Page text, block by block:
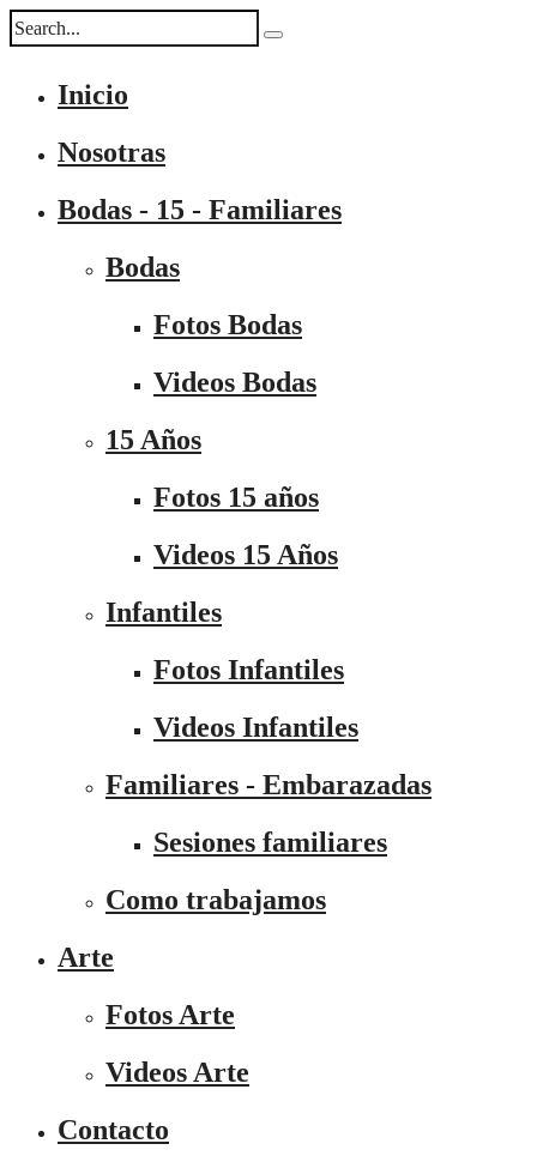
Inicio
Nosotras
Bodas - 15 - Familiares
Bodas
Fotos Bodas
Videos Bodas
15 Años
Fotos 15 años
Videos 15 Años
Infantiles
Fotos Infantiles
Videos Infantiles
Familiares - Embarazadas
Sesiones familiares
Como trabajamos
Arte
Fotos Arte
Videos Arte
Contacto